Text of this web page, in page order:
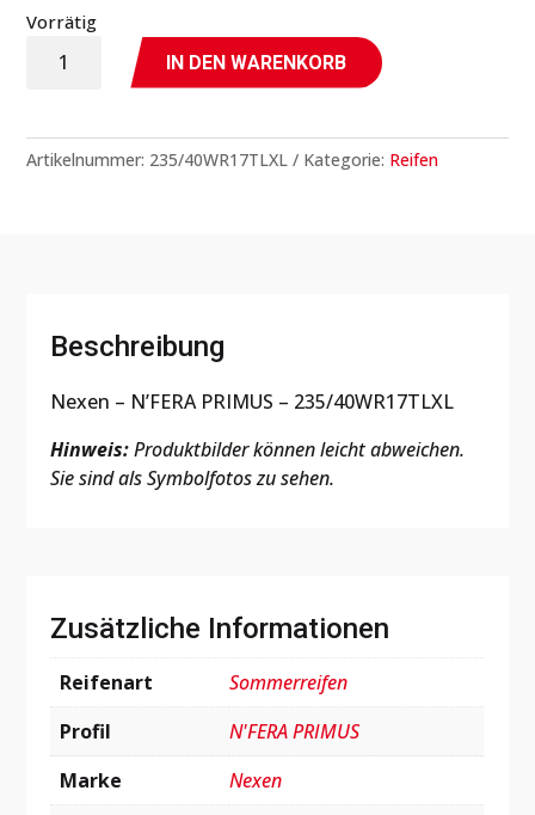
Vorrätig
N'FERA
PRIMUS
235/40WR17TLXL
-
IN DEN WARENKORB
Artikelnummer: 235/40WR17TLXL Kategorie: Reifen
Beschreibung
Nexen – N’FERA PRIMUS – 235/40WR17TLXL
Hinweis:Produktbilder können leicht abweichen.
Sie sind als Symbolfotos zu sehen.
Zusätzliche Informationen
Reifenart
Sommerreifen
Profil
N'FERA PRIMUS
Marke
Nexen